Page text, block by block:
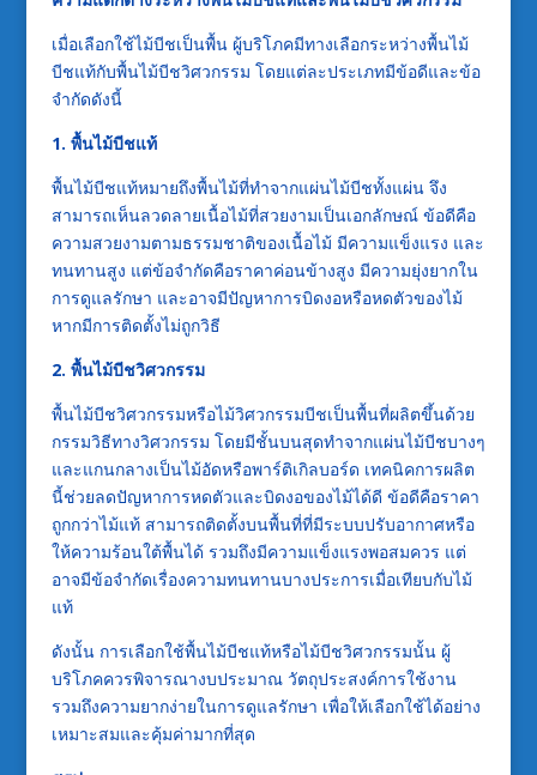
เมื่อเลือกใช้ไม้บีชเป็นพื้น ผู้บริโภคมีทางเลือกระหว่างพื้นไม้
บีชแท้กับพื้นไม้บีชวิศวกรรม โดยแต่ละประเภทมีข้อดีและข้อ
จำกัดดังนี้
1. พื้นไม้บีชแท้
พื้นไม้บีชแท้หมายถึงพื้นไม้ที่ทำจากแผ่นไม้บีชทั้งแผ่น จึง
สามารถเห็นลวดลายเนื้อไม้ที่สวยงามเป็นเอกลักษณ์ ข้อดีคือ
ความสวยงามตามธรรมชาติของเนื้อไม้ มีความแข็งแรง และ
ทนทานสูง แต่ข้อจำกัดคือราคาค่อนข้างสูง มีความยุ่งยากใน
การดูแลรักษา และอาจมีปัญหาการบิดงอหรือหดตัวของไม้
หากมีการติดตั้งไม่ถูกวิธี
2. พื้นไม้บีชวิศวกรรม
พื้นไม้บีชวิศวกรรมหรือไม้วิศวกรรมบีชเป็นพื้นที่ผลิตขึ้นด้วย
กรรมวิธีทางวิศวกรรม โดยมีชั้นบนสุดทำจากแผ่นไม้บีชบางๆ
และแกนกลางเป็นไม้อัดหรือพาร์ติเกิลบอร์ด เทคนิคการผลิต
นี้ช่วยลดปัญหาการหดตัวและบิดงอของไม้ได้ดี ข้อดีคือราคา
ถูกกว่าไม้แท้ สามารถติดตั้งบนพื้นที่ที่มีระบบปรับอากาศหรือ
ให้ความร้อนใต้พื้นได้ รวมถึงมีความแข็งแรงพอสมควร แต่
อาจมีข้อจำกัดเรื่องความทนทานบางประการเมื่อเทียบกับไม้
แท้
ดังนั้น การเลือกใช้พื้นไม้บีชแท้หรือไม้บีชวิศวกรรมนั้น ผู้
บริโภคควรพิจารณางบประมาณ วัตถุประสงค์การใช้งาน
รวมถึงความยากง่ายในการดูแลรักษา เพื่อให้เลือกใช้ได้อย่าง
เหมาะสมและคุ้มค่ามากที่สุด